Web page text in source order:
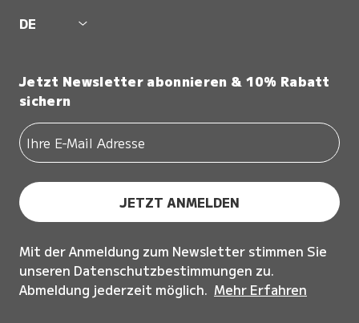
DE
Jetzt Newsletter abonnieren & 10% Rabatt
sichern
JETZT ANMELDEN
Mit der Anmeldung zum Newsletter stimmen Sie
unseren Datenschutzbestimmungen zu.
Abmeldung jederzeit möglich. Mehr Erfahren